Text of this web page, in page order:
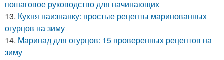
пошаговое руководство для начинающих
13. Кухня наизнанку: простые рецепты маринованных
огурцов на зиму
14. Маринад для огурцов: 15 проверенных рецептов на
зиму